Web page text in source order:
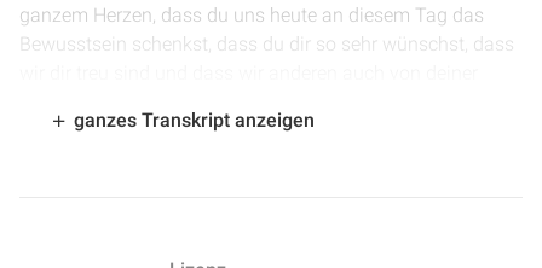
ganzem Herzen, dass du uns heute an diesem Tag das
Bewusstsein schenkst, dass du dir so sehr wünschst, dass
du durch dein Wort sprichst, damit wir wissen, was wir
ganzes Transkript anzeigen